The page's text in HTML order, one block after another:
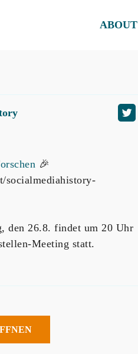
ABOUT
🎉
socialmediahistory-
den 26.8. findet um 20 Uhr
Meeting statt.